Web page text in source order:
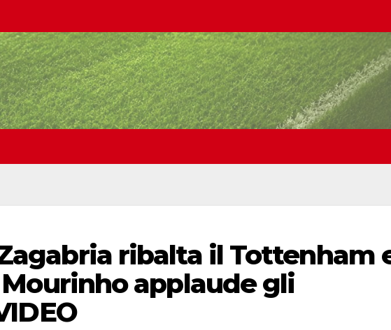
ribalta il Tottenham
applaude gli